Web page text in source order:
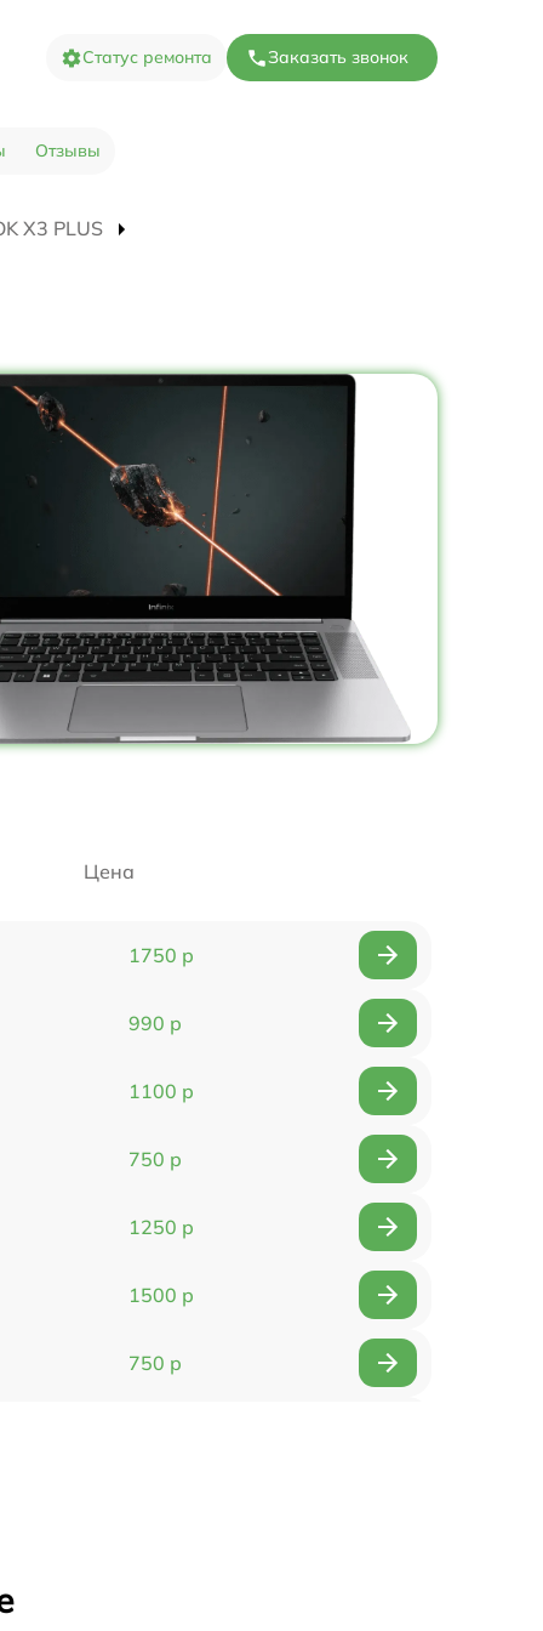
Статус ремонта Заказать звонок
Отзывы
X3 PLUS
Цена
1750 р
990 р
1100 р
750 р
1250 р
1500 р
750 р